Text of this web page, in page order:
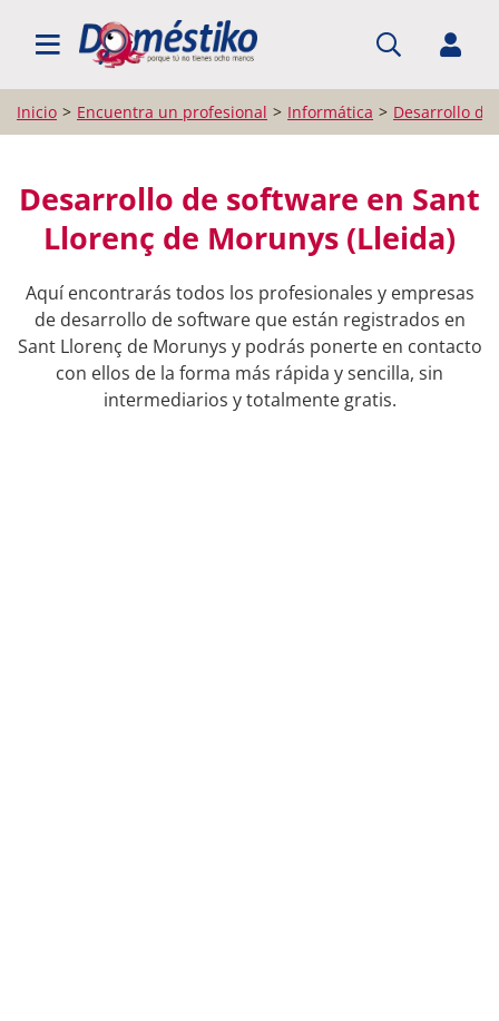
BUSCAR PROFESIONALES
Inicio Encuentra un profesional Informática Desarrollo
Desarrollo de software en Sant
Llorenç de Morunys (Lleida)
Aquí encontrarás todos los profesionales y empresas
de desarrollo de software que están registrados en
Sant Llorenç de Morunys y podrás ponerte en contacto
con ellos de la forma más rápida y sencilla, sin
intermediarios y totalmente gratis.